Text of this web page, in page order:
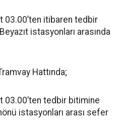
03.00’ten itibaren tedbir
istasyonları arasında
Hattında;
03.00’ten tedbir bitimine
istasyonları arası sefer